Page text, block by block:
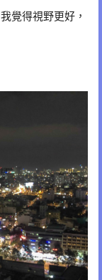
覺得視野更好，